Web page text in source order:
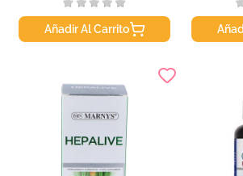
Añadir Al Carrito